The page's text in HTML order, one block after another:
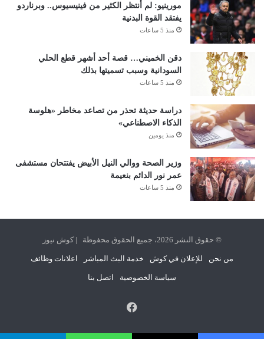
مورينيو: لم أنتظر الكثير من فينيسيوس.. وبرناردو
يفتقد القوة البدنية
منذ 5 ساعات
دقن الخميني… قصة أحد أشهر قطع الحلي
السودانية وسبب تسميتها بذلك
منذ 5 ساعات
دراسة حديثة تحذر من تصاعد مخاطر «هلوسة
الذكاء الاصطناعي»
منذ يومين
وزير الصحة ووالي النيل الأبيض يفتتحان مستشفى
عمر نور الدائم بنعيمة
منذ 5 ساعات
© حقوق النشر 2026، جميع الحقوق محفوظة | كوش نيوز
من نحن للإعلان في كوش خدمة البث المباشر اعلانات وظائف
سياسة الخصوصية اتصل بنا